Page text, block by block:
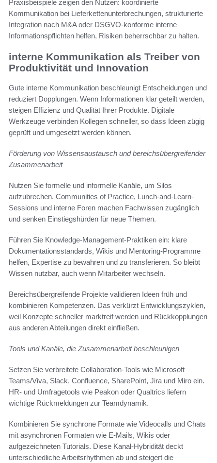
Praxisbeispiele zeigen den Nutzen: koordinierte
Kommunikation bei Lieferkettenunterbrechungen, strukturierte
Integration nach M&A oder DSGVO-konforme interne
Informationspflichten helfen, Risiken beherrschbar zu halten.
interne Kommunikation als Treiber von
Produktivität und Innovation
Gute interne Kommunikation beschleunigt Entscheidungen und
reduziert Dopplungen. Wenn Informationen klar geteilt werden,
steigen Effizienz und Qualität Ihrer Produkte. Digitale
Werkzeuge verbinden Kollegen schneller, so dass Ideen zügig
geprüft und umgesetzt werden können.
Förderung von Wissensaustausch und bereichsübergreifender
Zusammenarbeit
Nutzen Sie formelle und informelle Kanäle, um Silos
aufzubrechen. Communities of Practice, Lunch-and-Learn-
Sessions und interne Foren machen Fachwissen zugänglich
und senken Einstiegshürden für neue Themen.
Führen Sie Knowledge-Management-Praktiken ein: klare
Dokumentationsstandards, Wikis und Mentoring-Programme
helfen, Expertise zu bewahren und zu transferieren. So bleibt
Wissen nutzbar, auch wenn Mitarbeiter wechseln.
Bereichsübergreifende Projekte validieren Ideen früh und
kombinieren Kompetenzen. Das verkürzt Entwicklungszyklen,
weil Konzepte schneller marktreif werden und Rückkopplungen
aus anderen Abteilungen direkt einfließen.
Tools und Kanäle, die Zusammenarbeit beschleunigen
Setzen Sie verbreitete Collaboration-Tools wie Microsoft
Teams/Viva, Slack, Confluence, SharePoint, Jira und Miro ein.
HR- und Umfragetools wie Peakon oder Qualtrics liefern
wichtige Rückmeldungen zur Teamdynamik.
Kombinieren Sie synchrone Formate wie Videocalls und Chats
mit asynchronen Formaten wie E-Mails, Wikis oder
aufgezeichneten Tutorials. Diese Kanal-Hybridität deckt
unterschiedliche Arbeitsrhythmen ab und steigert die